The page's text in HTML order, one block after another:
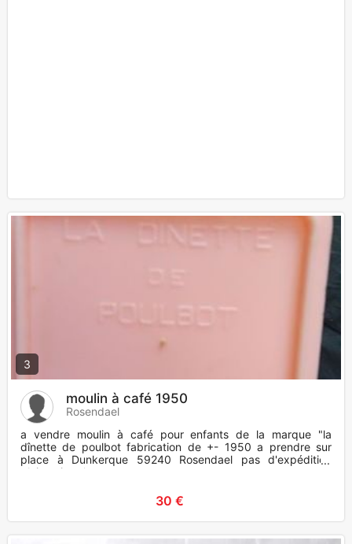
3
moulin à café 1950
Rosendael
a vendre moulin à café pour enfants de la marque "la
dînette de poulbot fabrication de +- 1950 a prendre sur
place à Dunkerque 59240 Rosendael pas d'expédition
plaisantins s'a
30 €